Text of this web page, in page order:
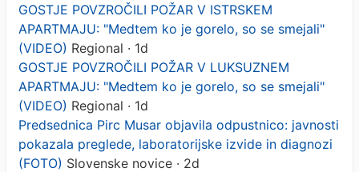
GOSTJE POVZROČILI POŽAR V ISTRSKEM
APARTMAJU: "Medtem ko je gorelo, so se smejali"
(VIDEO) Regional · 1d
GOSTJE POVZROČILI POŽAR V LUKSUZNEM
APARTMAJU: "Medtem ko je gorelo, so se smejali"
(VIDEO) Regional · 1d
Predsednica Pirc Musar objavila odpustnico: javnosti
pokazala preglede, laboratorijske izvide in diagnozi
(FOTO) Slovenske novice · 2d